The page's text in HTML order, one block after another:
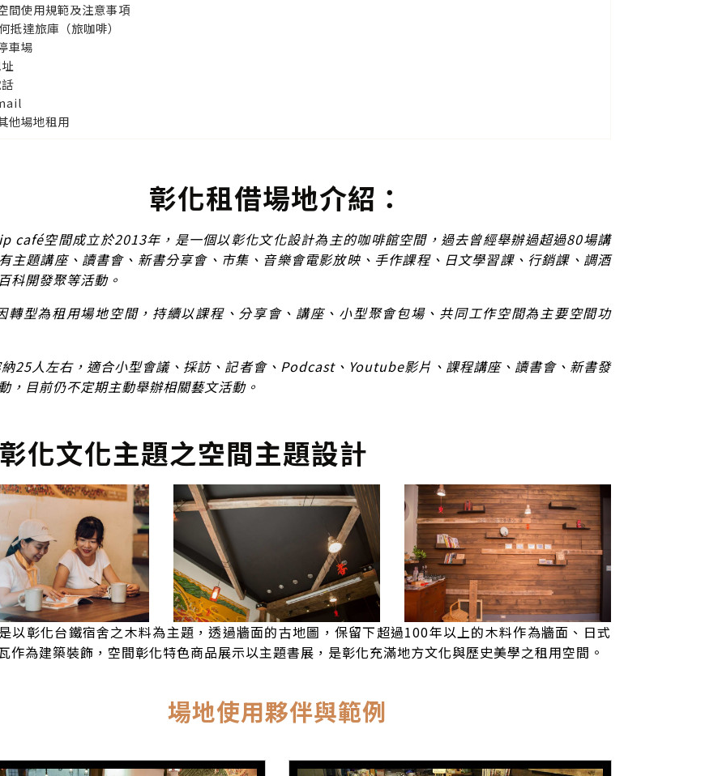
間使用規範及注意事項
抵達旅庫（旅咖啡）
車場
他場地租用
彰化租借場地介紹：
café空間成立於2013年，是一個以彰化文化設計為主的咖啡館空間，過去曾經舉辦過超過80場講
主題講座、讀書會、新書分享會、市集、音樂會電影放映、手作課程、日文學習課、行銷課、調酒
科開發聚等活動。
轉型為租用場地空間，持續以課程、分享會、講座、小型聚會包場、共同工作空間為主要空間功
25人左右，適合小型會議、採訪、記者會、Podcast、Youtube影片、課程講座、讀書會、新書發
，目前仍不定期主動舉辦相關藝文活動。
化文化主題之空間主題設計
以彰化台鐵宿舍之木料為主題，透過牆面的古地圖，保留下超過100年以上的木料作為牆面、日式
作為建築裝飾，空間彰化特色商品展示以主題書展，是彰化充滿地方文化與歷史美學之租用空間。
場地使用夥伴與範例